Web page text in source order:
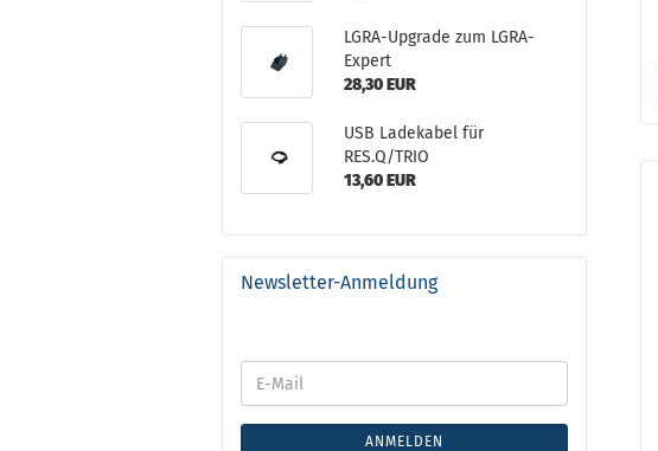
LGRA-Upgrade zum LGRA-
Expert
28,30 EUR
USB Ladekabel für
RES.Q/TRIO
13,60 EUR
Newsletter-Anmeldung
ANMELDEN